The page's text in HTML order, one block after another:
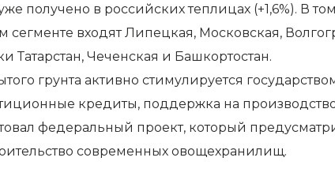
получено в российских теплицах (+1,6%). В
сегменте входят Липецкая, Московская,
Татарстан, Чеченская и Башкортостан.
грунта активно стимулируется
кредиты, поддержка на
федеральный проект, который
современных овощехранилищ.